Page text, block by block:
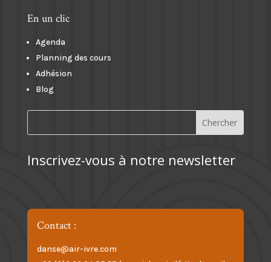
En un clic
Agenda
Planning des cours
Adhésion
Blog
Inscrivez-vous à notre newsletter
Contact :
danse@air-ivre.com